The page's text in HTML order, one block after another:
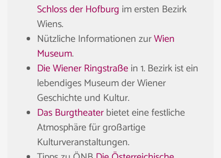
Schloss der Hofburg im ersten Bezirk
Wiens.
Nützliche Informationen zurWien
Museum.
Die Wiener Ringstraßein 1. Bezirk ist ein
lebendiges Museum der Wiener
Geschichte und Kultur.
Das Burgtheaterbietet eine festliche
Atmosphäre für großartige
Kulturveranstaltungen.